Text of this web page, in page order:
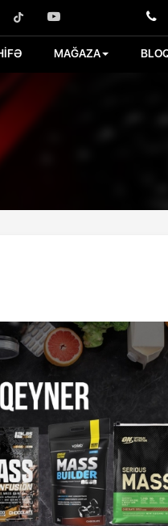
MAĞAZA